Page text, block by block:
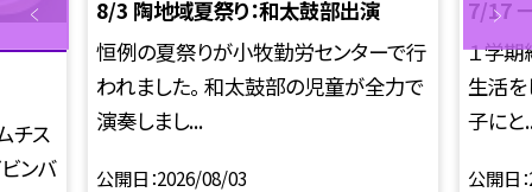
チス
ンバ
8/3 陶地域夏祭り：和太鼓部出演
恒例の夏祭りが小牧勤労センターで行
われました。 和太鼓部の児童が全力で
演奏しまし...
公開日 2026/08/03
7/17
１学期
生活を
子にと
公開日